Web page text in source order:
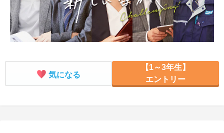
気になる
【1～3年生】
エントリー